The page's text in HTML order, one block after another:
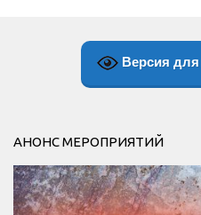
Версия
АНОНС МЕРОПРИЯТИЙ